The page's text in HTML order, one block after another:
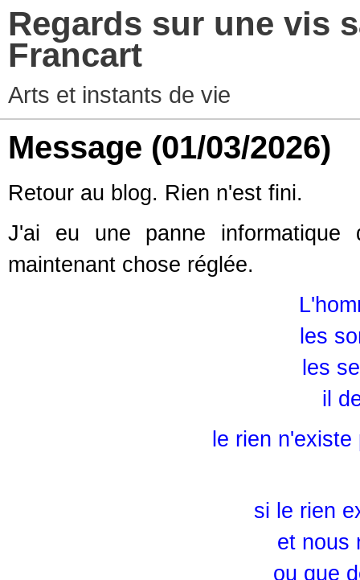
Regards sur une vis
Francart
Arts et instants de vie
Message (01/03/2026)
Retour au blog. Rien n'est fini.
J'ai eu une panne informatique
maintenant chose réglée.
les
les
il
le rien
si le rien
et nous
ou que